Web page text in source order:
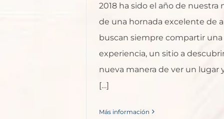
2018 ha sido el año de nuestra
de una hornada excelente de
buscan siempre compartir una
experiencia, un sitio a
nueva manera de ver un lugar
[…]
Más información